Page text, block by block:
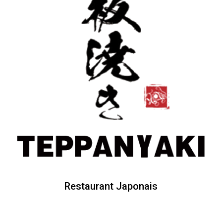
Restaurant Japonais